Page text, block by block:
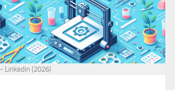
- Linkedin (2026)